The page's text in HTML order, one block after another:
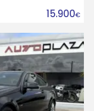
15.900€